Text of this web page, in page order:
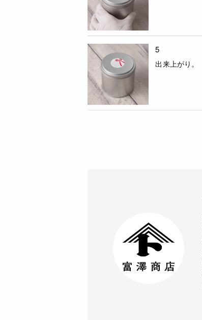
5
出来上がり。